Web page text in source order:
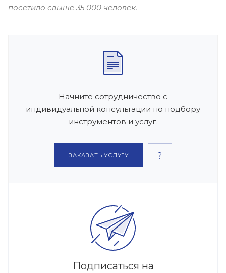
посетило свыше 35 000 человек.
Начните сотрудничество с
индивидуальной консультации по подбору
инструментов и услуг.
ЗАКАЗАТЬ УСЛУГУ
Подписаться на